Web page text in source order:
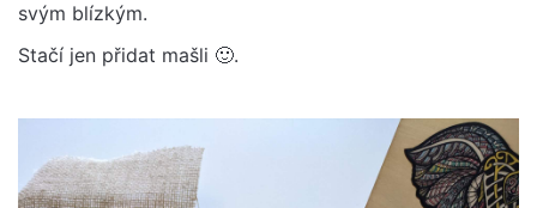
svým blízkým.
Stačí jen přidat mašli 🙂.